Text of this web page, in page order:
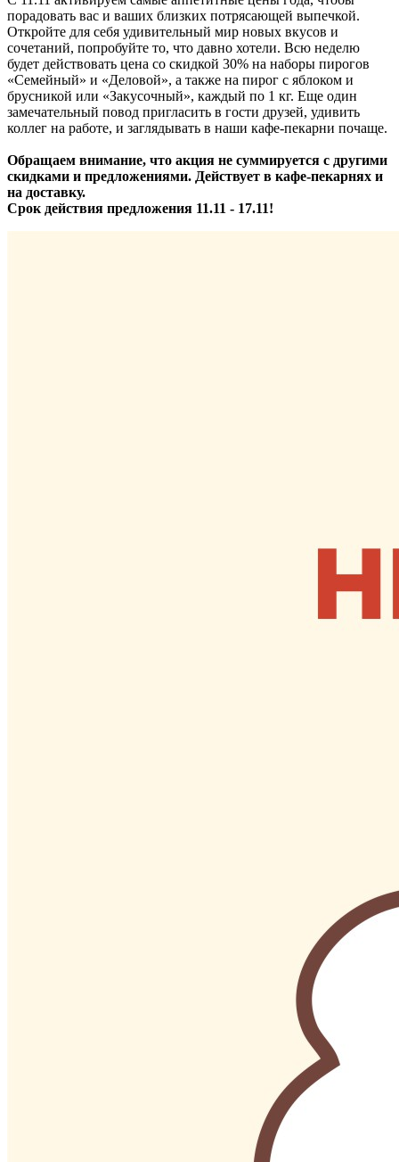
порадовать вас и ваших близких потрясающей выпечкой.
Откройте для себя удивительный мир новых вкусов и
сочетаний, попробуйте то, что давно хотели. Всю неделю
будет действовать цена со скидкой 30% на наборы пирогов
«Семейный» и «Деловой», а также на пирог с яблоком и
брусникой или «Закусочный», каждый по 1 кг. Еще один
замечательный повод пригласить в гости друзей, удивить
коллег на работе, и заглядывать в наши кафе-пекарни почаще.
Обращаем внимание, что акция не суммируется с другими
скидками и предложениями. Действует в кафе-пекарнях и
на доставку.
Срок действия предложения 11.11 - 17.11!